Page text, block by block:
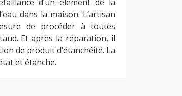
dans la maison. L’artisan
de procéder à toutes
Et après la réparation, il
de produit d’étanchéité. La
et étanche.